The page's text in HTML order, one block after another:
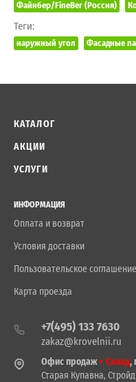
Файнбер/FineBer (Россия)
Теги:
наружный угол Фасадные
КАТАЛОГ
АКЦИИ
УСЛУГИ
ИНФОРМАЦИЯ
Оплата и возврат
Условия доставки
Пользовательское соглашение
Карта проезда
+7(495) 133 7630
zakaz@krovelnii.ru
Офис продаж+ Склад,
Старая Купавна,